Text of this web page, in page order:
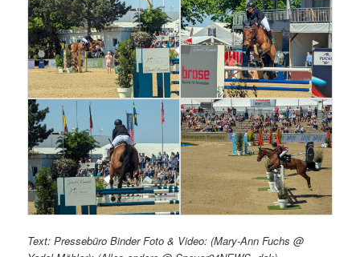
Text: Pressebüro Binder Foto & Video: (Mary-Ann Fuchs @